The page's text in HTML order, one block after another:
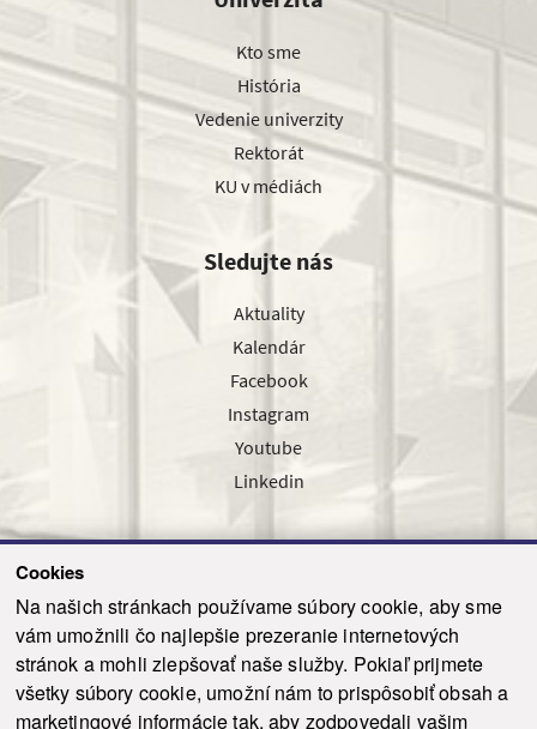
Cookies
Na našich stránkach používame súbory cookie, aby sme
vám umožnili čo najlepšie prezeranie internetových
stránok a mohli zlepšovať naše služby. Pokiaľ prijmete
všetky súbory cookie, umožní nám to prispôsobiť obsah a
marketingové informácie tak, aby zodpovedali vašim
Kto sme
História
Vedenie univerzity
Rektorát
KU v médiách
Sledujte nás
Aktuality
Kalendár
Facebook
Instagram
Youtube
Linkedin
Odoslať